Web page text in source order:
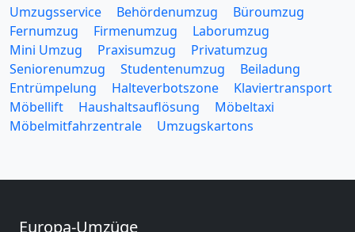
Umzugsservice Behördenumzug
Büroumzug
Fernumzug
Firmenumzug
Laborumzug
Mini Umzug
Praxisumzug
Privatumzug
Seniorenumzug
Studentenumzug
Beiladung
Entrümpelung
Halteverbotszone
Klaviertransport
Möbellift
Haushaltsauflösung
Möbeltaxi
Möbelmitfahrzentrale
Umzugskartons
Europa-Umzüge